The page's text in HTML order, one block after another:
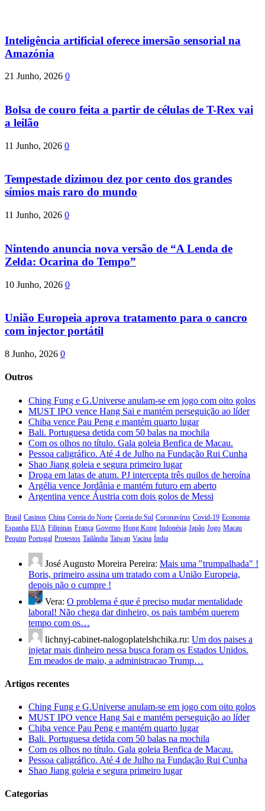
Inteligência artificial oferece imersão sensorial na
Amazónia
21 Junho, 2026 0
Bolsa de couro feita a partir de células de T-Rex vai
a leilão
11 Junho, 2026 0
Tempestade dizimou dez por cento dos grandes
símios mais raro do mundo
11 Junho, 2026 0
Nintendo anuncia nova versão de “A Lenda de
Zelda: Ocarina do Tempo”
10 Junho, 2026 0
União Europeia aprova tratamento para o cancro
com injector portátil
8 Junho, 2026 0
Outros
Ching Fung e G.Universe anulam-se em jogo com oito golos
MUST IPO vence Hang Sai e mantém perseguição ao líder
Chiba vence Pau Peng e mantém quarto lugar
Bali. Portuguesa detida com 50 balas na mochila
Com os olhos no título. Gala goleia Benfica de Macau.
Pessoa caligráfico. Até 4 de Julho na Fundação Rui Cunha
Shao Jiang goleia e segura primeiro lugar
Droga em latas de atum. PJ intercepta três quilos de heroína
Argélia vence Jordânia e mantém futuro em aberto
Argentina vence Áustria com dois golos de Messi
Brasil Casinos China Coreia do Norte Coreia do Sul Coronavírus Covid-19 Economia
Espanha EUA Filipinas França Governo Hong Kong Indonésia Japão Jogo Macau
Pequim Portugal Protestos Tailândia Taiwan Vacina Índia
José Augusto Moreira Pereira: Mais uma "trumpalhada" !
Boris, primeiro assina um tratado com a União Europeia,
depois não o cumpre !
Vera: O problema é que é preciso mudar mentalidade
laboral! Não chega dar dinheiro, os pais também querem
tempo com os…
lichnyj-cabinet-nalogoplatelshchika.ru: Um dos paises a
injetar mais dinheiro nessa busca foram os Estados Unidos.
Em meados de maio, a administracao Trump…
Artigos recentes
Ching Fung e G.Universe anulam-se em jogo com oito golos
MUST IPO vence Hang Sai e mantém perseguição ao líder
Chiba vence Pau Peng e mantém quarto lugar
Bali. Portuguesa detida com 50 balas na mochila
Com os olhos no título. Gala goleia Benfica de Macau.
Pessoa caligráfico. Até 4 de Julho na Fundação Rui Cunha
Shao Jiang goleia e segura primeiro lugar
Categorias